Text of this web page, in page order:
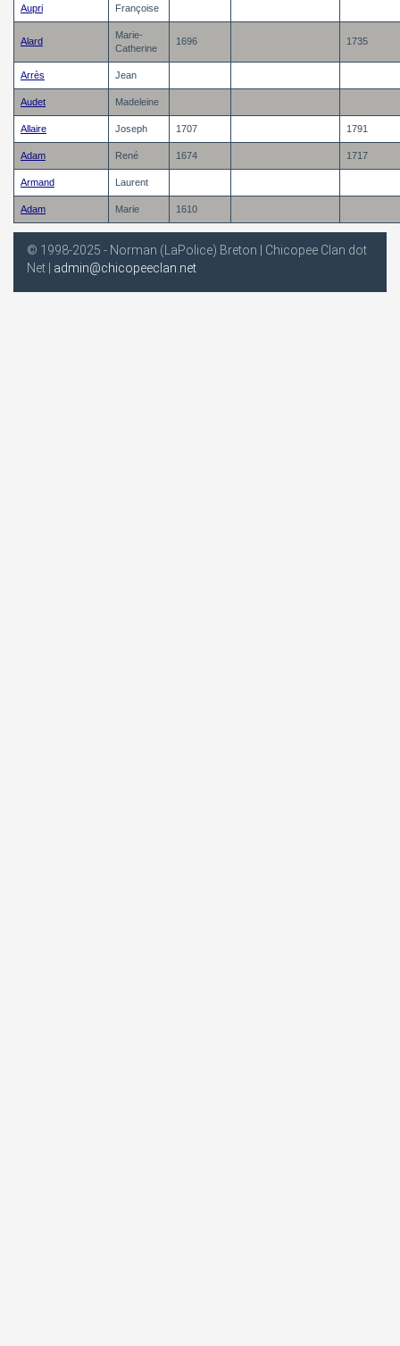
Aupri Françoise
Alard
Marie-
Catherine
1696 1735
Arrès Jean
Audet Madeleine
Allaire Joseph 1707 1791
Adam René 1674 1717
Armand Laurent
Adam Marie 1610
© 1998-2025 - Norman (LaPolice) Breton | Chicopee Clan dot
Net | admin@chicopeeclan.net